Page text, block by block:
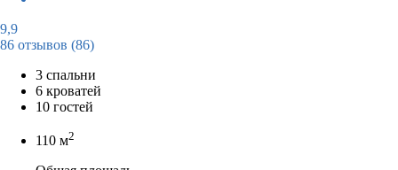
9,9
86 отзывов (86)
3 спальни
6 кроватей
10 гостей
110 м2